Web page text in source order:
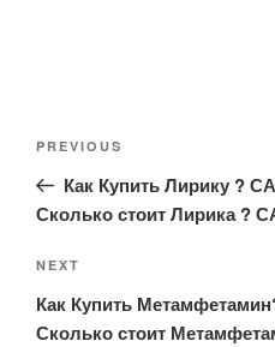
Previous
Post
PREVIOUS
Как Купить Лирику ?
Сколько стоит Лирика ?
Next
Post
NEXT
Как Купить
Сколько стоит